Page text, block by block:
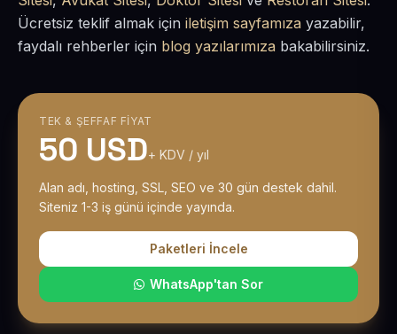
Ücretsiz teklif almak için iletişim sayfamıza yazabilir,
faydalı rehberler için blog yazılarımıza bakabilirsiniz.
TEK & ŞEFFAF FIYAT
50 USD+ KDV / yıl
Alan adı, hosting, SSL, SEO ve 30 gün destek dahil.
Siteniz 1-3 iş günü içinde yayında.
Paketleri İncele
WhatsApp'tan Sor